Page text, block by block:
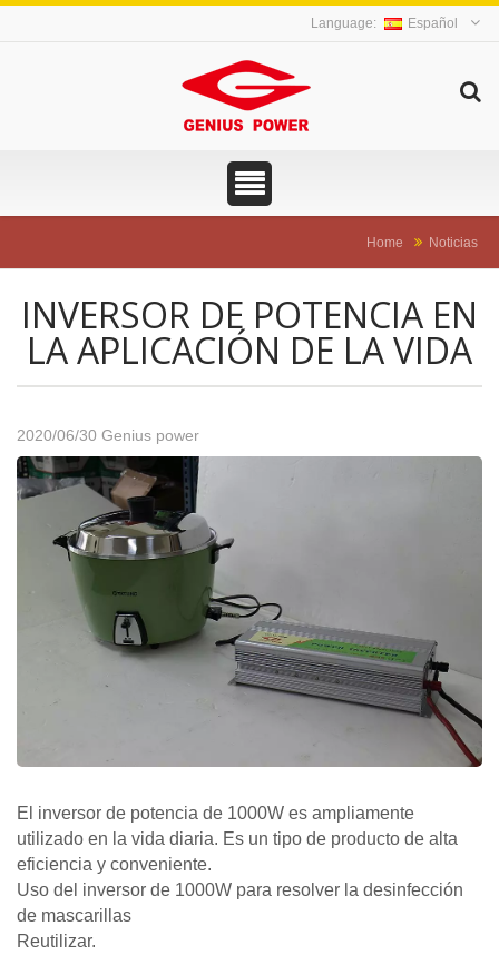
Español
Home Noticias
INVERSOR DE POTENCIA EN
LA APLICACIÓN DE LA VIDA
2020/06/30 Genius power
El inversor de potencia de 1000W es ampliamente
utilizado en la vida diaria. Es un tipo de producto de alta
eficiencia y conveniente.
Uso del inversor de 1000W para resolver la desinfección
de mascarillas
Reutilizar.